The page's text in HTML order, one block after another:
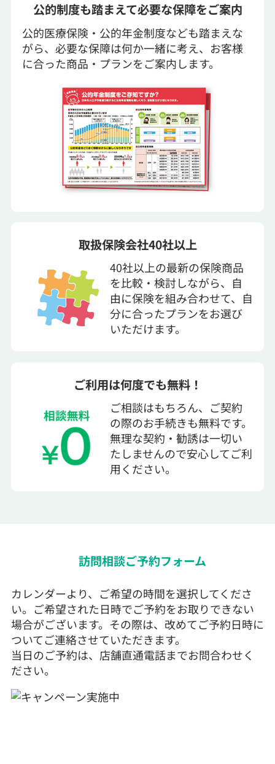
公的医療保険・公的年金制度なども踏まえな
がら、必要な保障は何か一緒に考え、お客様
に合った商品・プランをご案内します。
公的制度も踏まえて必要な保障をご案内
40社以上の最新の保険商品
を比較・検討しながら、自
由に保険を組み合わせて、自
分に合ったプランをお選び
いただけます。
取扱保険会社40社以上
ご相談はもちろん、ご契約
の際のお手続きも無料です。
無理な契約・勧誘は一切い
たしませんので安心してご利
用ください。
ご利用は何度でも無料！
訪問相談ご予約フォーム
カレンダーより、ご希望の時間を選択してくださ
い。ご希望された日時でご予約をお取りできない
場合がございます。その際は、改めてご予約日時に
ついてご連絡させていただきます。
当日のご予約は、店舗直通電話までお問合わせく
ださい。